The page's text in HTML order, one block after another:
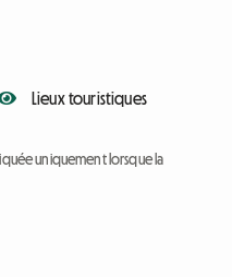
Lieux touristiques
uniquement lorsque la